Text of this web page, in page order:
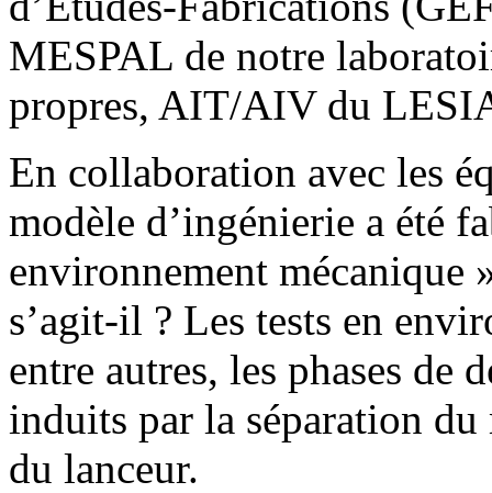
MESPAL de notre
propres, AIT/AIV du
En collaboration avec les
modèle d’ingénierie a été
environnement mécanique
s’agit-il ? Les tests en
entre autres, les phases de
induits par la séparation
du lanceur.